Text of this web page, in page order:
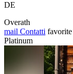
DE
Overath
mail Contatti favorite
Platinum